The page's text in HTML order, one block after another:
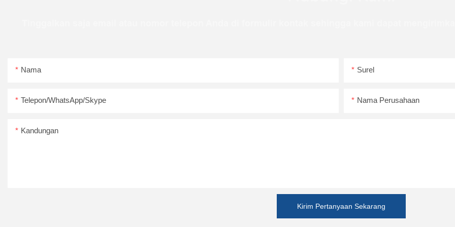
Nama Surel
Telepon/WhatsApp/Skype Nama Perusahaan
Kandungan
Kirim Pertanyaan Sekarang